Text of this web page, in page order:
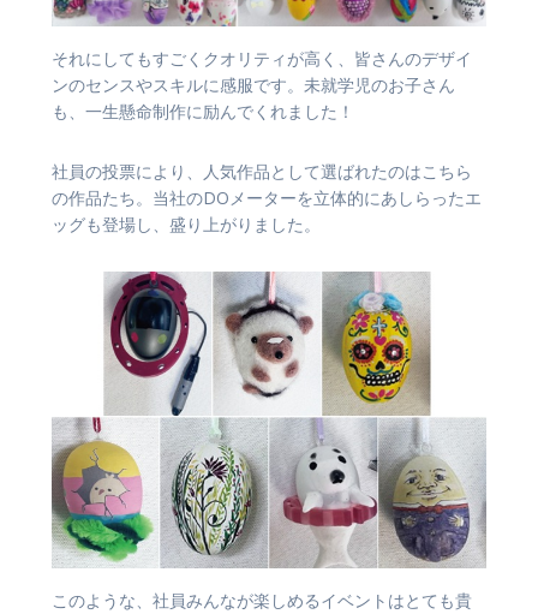
それにしてもすごくクオリティが高く、皆さんのデザイ
ンのセンスやスキルに感服です。未就学児のお子さん
も、一生懸命制作に励んでくれました！
社員の投票により、人気作品として選ばれたのはこちら
の作品たち。当社のDOメーターを立体的にあしらったエ
ッグも登場し、盛り上がりました。
このような、社員みんなが楽しめるイベントはとても貴